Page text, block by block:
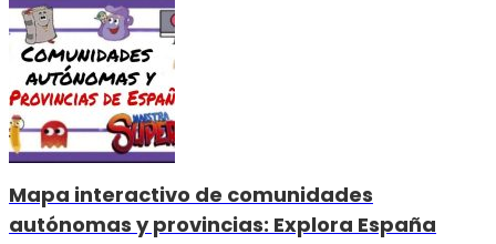
Mapa interactivo de comunidades
autónomas y provincias: Explora España